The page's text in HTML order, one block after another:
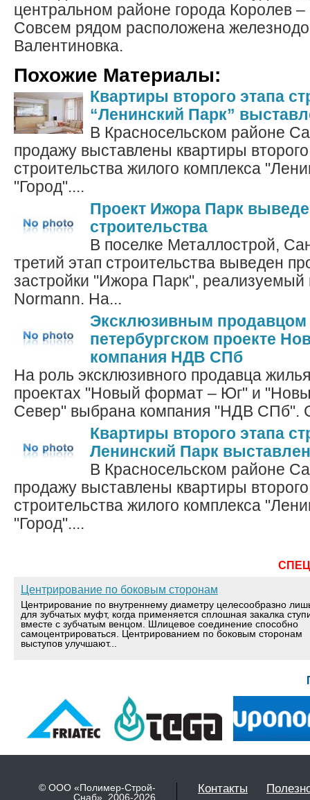
центральном районе города Королев
Совсем рядом расположена
Валентиновка.
Похожие Материалы:
Квартиры второго этапа
“Ленинский Парк”
В Красносельском районе
продажу выставлены квартиры
строительства жилого комплекса
"Город"....
Проект Ижора Парк
строительства
В поселке Металлострой,
третий этап строительства выведен
застройки "Ижора Парк", реализуемый
Normann. На...
Эксклюзивным продавцом
петербургском проекте
компания НДВ СПб
На роль эксклюзивного продавца
проектах "Новый формат – Юг" и
Север" выбрана компания "НДВ СПб".
Квартиры второго этапа
Ленинский Парк
В Красносельском районе
продажу выставлены квартиры
строительства жилого комплекса
"Город"....
Центрирование по боковым сторонам
Центрирование по внутреннему диаметру целесообразно
для зубчатых муфт, когда применяется сплошная закалка
вместе с зубчатым венцом. Шлицевое соединение способно
самоцентрироваться. Центрированием по боковым сторонам
выступов улучшают...
© ООО «Полимер-Строй-
Снаб» 2006-2026
Контакты